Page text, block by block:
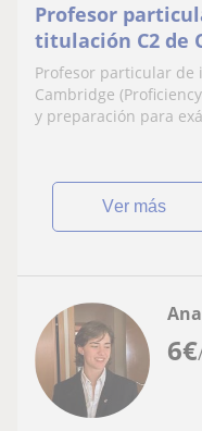
Profesor
titulación C2 de
Posibles clases
preparación
Profesor particular de
Cambridge
y preparación para
ver más
6€
Ana